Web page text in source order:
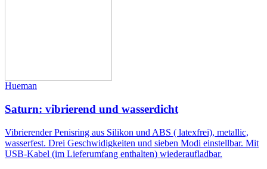
Hueman
Saturn: vibrierend und wasserdicht
Vibrierender Penisring aus Silikon und ABS ( latexfrei), metallic,
wasserfest. Drei Geschwidigkeiten und sieben Modi einstellbar. Mit
USB-Kabel (im Lieferumfang enthalten) wiederaufladbar.